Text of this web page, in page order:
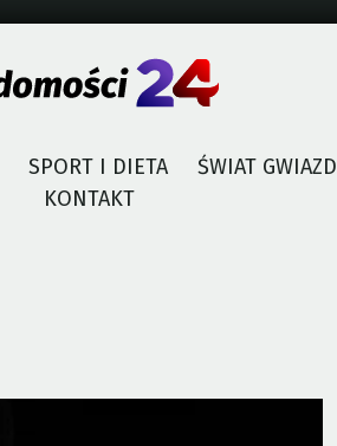
SPORT I DIETA ŚWIAT GWIAZD
KONTAKT